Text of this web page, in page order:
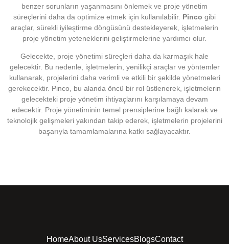
benzer sorunların yaşanmasını önlemek ve proje yönetim
süreçlerini daha da optimize etmek için kullanılabilir. Pinco gibi
araçlar, sürekli iyileştirme döngüsünü destekleyerek, işletmelerin
proje yönetim yeteneklerini geliştirmelerine yardımcı olur.
Gelecekte, proje yönetimi süreçleri daha da karmaşık hale
gelecektir. Bu nedenle, işletmelerin, yenilikçi araçlar ve yöntemler
kullanarak, projelerini daha verimli ve etkili bir şekilde yönetmeleri
gerekecektir. Pinco, bu alanda öncü bir rol üstlenerek, işletmelerin
gelecekteki proje yönetim ihtiyaçlarını karşılamaya devam
edecektir. Proje yönetiminin temel prensiplerine bağlı kalarak ve
teknolojik gelişmeleri yakından takip ederek, işletmelerin projelerini
başarıyla tamamlamalarına katkı sağlayacaktır.
HomeAbout UsServicesBlogsContact